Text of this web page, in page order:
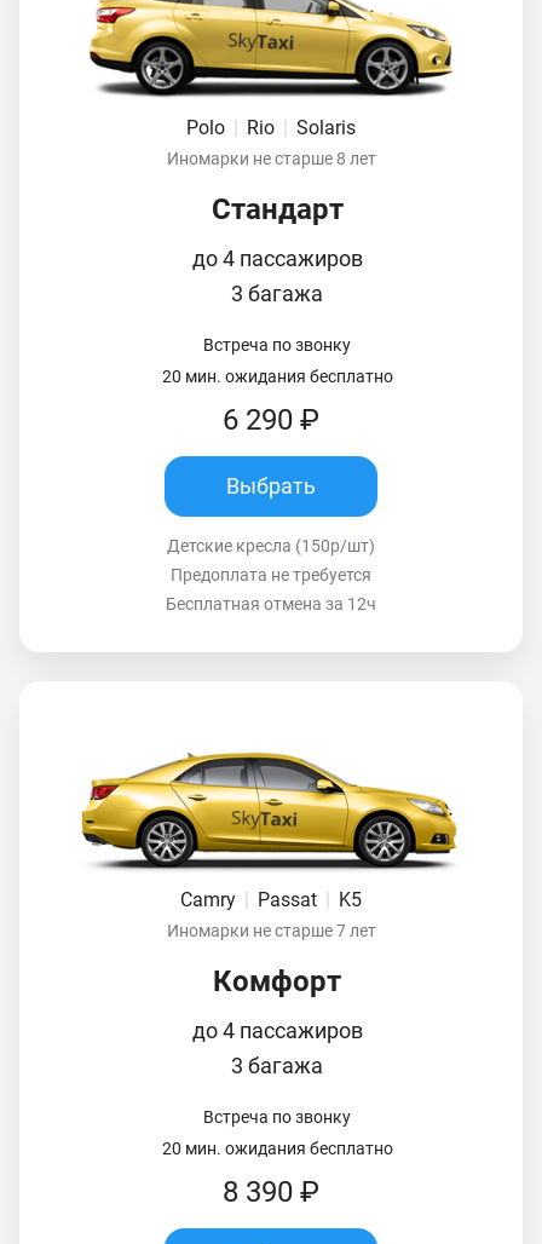
Polo | Rio | Solaris
Иномарки не старше 8 лет
Стандарт
до 4 пассажиров
3 багажа
Встреча по звонку
20 мин. ожидания бесплатно
6 290 ₽
Выбрать
Детские кресла (150р/шт)
Предоплата не требуется
Бесплатная отмена за 12ч
Camry Passat K5
Иномарки не старше 7 лет
Комфорт
до 4 пассажиров
3 багажа
Встреча по звонку
20 мин. ожидания бесплатно
8 390 ₽